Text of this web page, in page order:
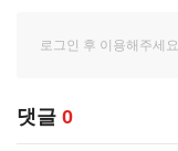
댓글 0